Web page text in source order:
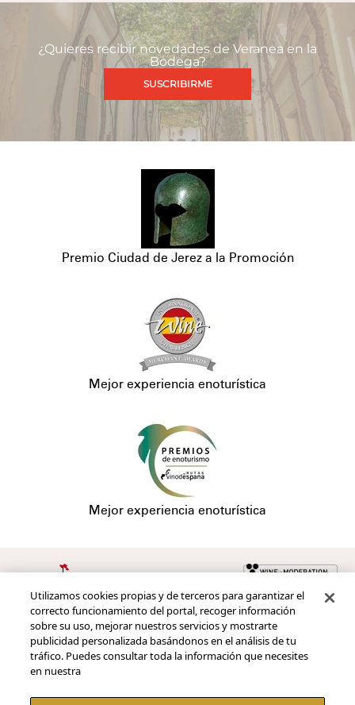
¿Quieres recibir novedades de Veranea en la
Bodega?
SUSCRIBIRME
Premio Ciudad de Jerez a la Promoción
Mejor experiencia enoturística
Mejor experiencia enoturística
Redes sociales
Pie de página
Utilizamos cookies propias y de terceros para garantizar el
correcto funcionamiento del portal, recoger información
sobre su uso, mejorar nuestros servicios y mostrarte
publicidad personalizada basándonos en el análisis de tu
tráfico. Puedes consultar toda la información que necesites
en nuestra